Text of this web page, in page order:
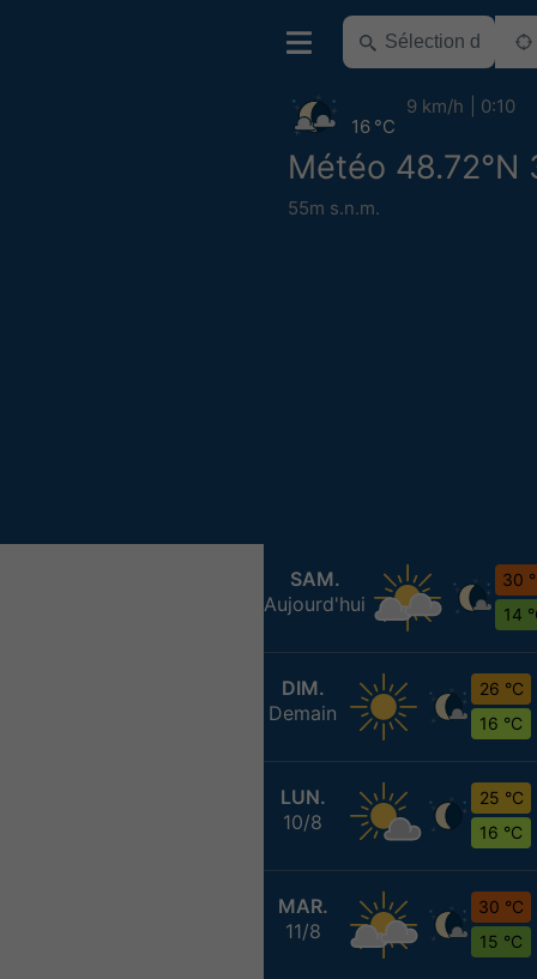
Météo 48.72°N
55m s.n.m.
16 °C
9 km/h 0:10
SAM.
Aujourd'hui
30
14
DIM.
Demain
26 °C
16 °C
LUN.
10/8
25 °C
16 °C
MAR.
11/8
30 °C
15 °C